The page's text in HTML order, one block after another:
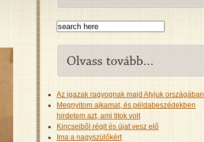
Az igazak ragyognak majd Atyjuk országában
Megnyitom ajkamat, és példabeszédekben
hirdetem azt, ami titok volt
Kincseiből régit és újat vesz elő
Ima a nagyszülőkért